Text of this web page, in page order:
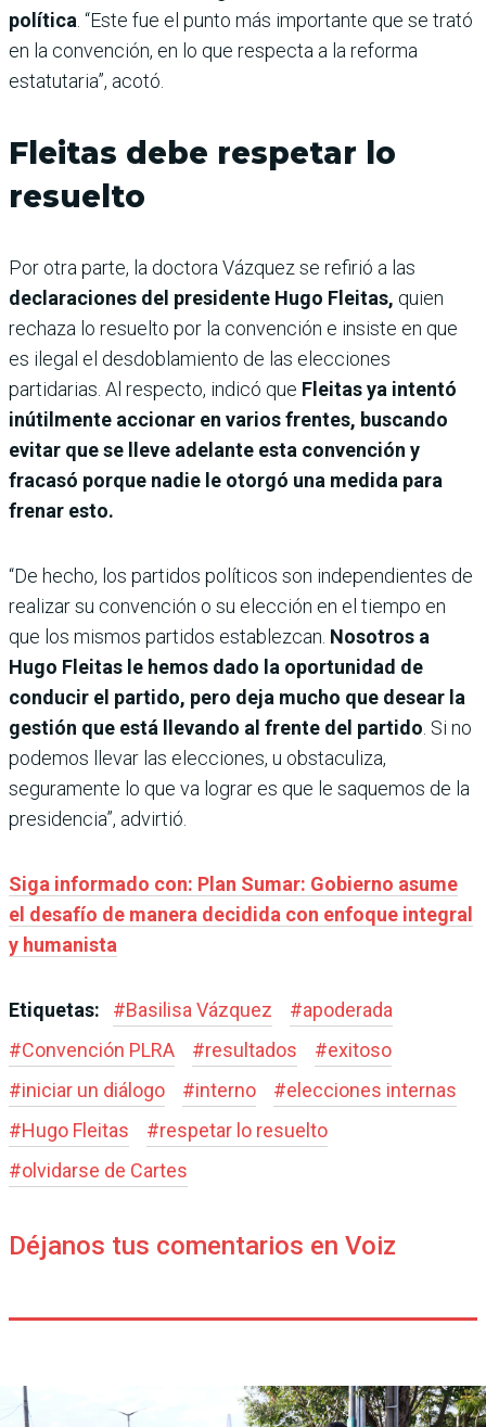
política . “Este fue el punto más importante que se trató
en la convención, en lo que respecta a la reforma
estatutaria”, acotó.
Fleitas debe respetar lo
resuelto
Por otra parte, la doctora Vázquez se refirió a las
declaraciones del presidente Hugo Fleitas, quien
rechaza lo resuelto por la convención e insiste en que
es ilegal el desdoblamiento de las elecciones
partidarias. Al respecto, indicó que Fleitas ya intentó
inútilmente accionar en varios frentes, buscando
evitar que se lleve adelante esta convención y
fracasó porque nadie le otorgó una medida para
frenar esto.
“De hecho, los partidos políticos son independientes de
realizar su convención o su elección en el tiempo en
que los mismos partidos establezcan. Nosotros a
Hugo Fleitas le hemos dado la oportunidad de
conducir el partido, pero deja mucho que desear la
gestión que está llevando al frente del partido . Si no
podemos llevar las elecciones, u obstaculiza,
seguramente lo que va lograr es que le saquemos de la
presidencia”, advirtió.
Siga informado con: Plan Sumar: Gobierno asume
el desafío de manera decidida con enfoque integral
y humanista
Etiquetas: #Basilisa Vázquez #apoderada
#Convención PLRA #resultados #exitoso
#iniciar un diálogo #interno #elecciones internas
#Hugo Fleitas #respetar lo resuelto
#olvidarse de Cartes
Déjanos tus comentarios en Voiz